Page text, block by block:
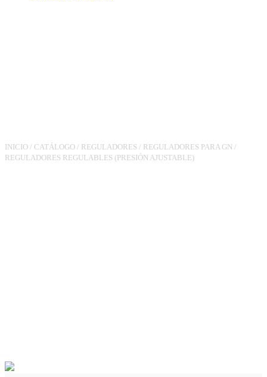
INICIO / CATÁLOGO / REGULADORES / REGULADORES PARA GN /
REGULADORES REGULABLES (PRESIÓN AJUSTABLE)